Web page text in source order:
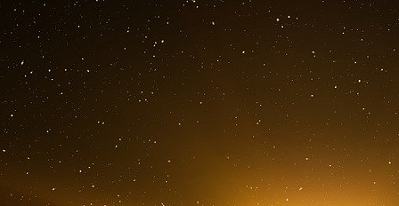
A cela il faut ajouter le déficit du fonds
représenterait entre 350 millions et 1 milliard
Pour faire rentrer plus d’argent dans les
ordonné aux cardinaux et autres hauts
bénéficiaient de conditions très avantageuses.
L’inévitable fraude
En 2023, le cardinal Angelo Becciu a été